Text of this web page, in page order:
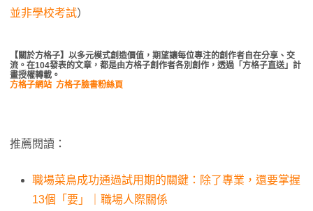
並非學校考試）
【關於方格子】以多元模式創造價值，期望讓每位專注的創作者自在分享、交
流。在104發表的文章，都是由方格子創作者各別創作，透過「方格子直送」計
畫授權轉載。
方格子網站 方格子臉書粉絲頁
推薦閱讀：
職場菜鳥成功通過試用期的關鍵：除了專業，還要掌握
13個「要」｜職場人際關係